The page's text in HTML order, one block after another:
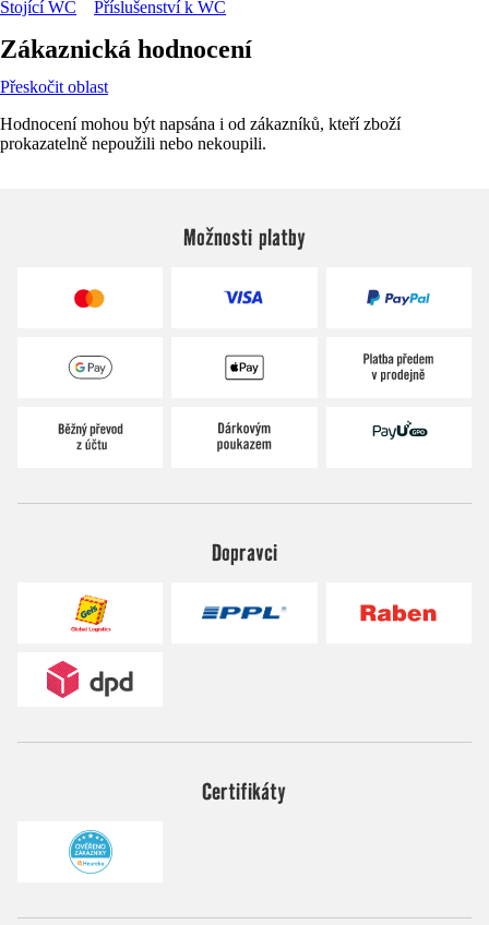
Stojící WC Příslušenství k WC
Zákaznická hodnocení
Přeskočit oblast
Hodnocení mohou být napsána i od zákazníků, kteří zboží
prokazatelně nepoužili nebo nekoupili.
Možnosti platby
Dopravci
Certifikáty